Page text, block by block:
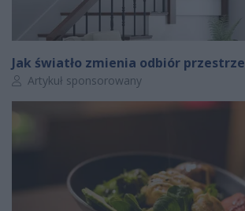
Jak światło zmienia odbiór
Autor artykułu:
Artykuł sponsorowany